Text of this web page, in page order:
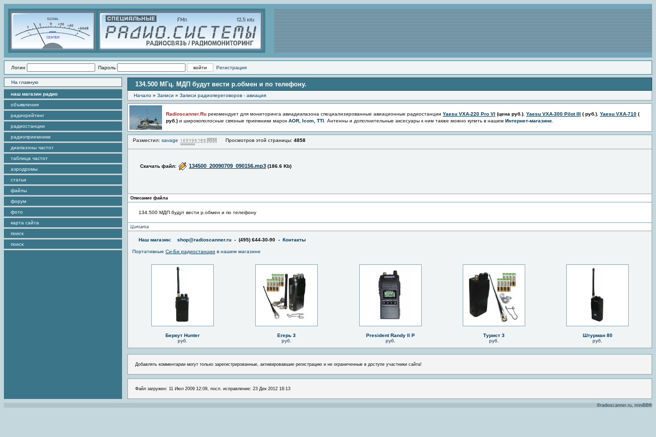
Логин Пароль Регистрация
На главную
наш магазин радио
объявления
радиорейтинг
радиостанции
радиоприемники
диапазоны частот
таблица частот
аэродромы
статьи
файлы
форум
фото
карта сайта
поиск
поиск
134.500 МГц. МДП будут вести р.обмен и по телефону.
Начало » Записи » Записи радиопереговоров - авиация
Radioscanner.Ru рекомендует для мониторинга авиадиапазона специализированные авиационные радиостанции Yaesu VXA-220 Pro VI (цена руб.) Yaesu VXA-300 Pilot III ( руб.) Yaesu VXA-710 (
руб.) и широкополосные связные приемники марок AOR, Icom, TTI . Антенны и дополнительные аксесуары к ним также можно купить в нашем Интернет-магазине
Разместил: savage Просмотров этой страницы: 4858
Скачать файл: 134500_20090709_090156.mp3 (186.6 Kb)
Описание файла
134.500 МДП будут вести р.обмен и по телефону
Цитата
Наш магазин: shop@radioscanner.ru - (495) 644-30-90 - Контакты
Портативные Си-Би радиостанции в нашем магазине
Беркут Hunter
руб.
Егерь 3
руб.
President Randy II P
руб.
Турист 3
руб.
Штурман 80
руб.
Добавлять комментарии могут только зарегистрированные, активировавшие регистрацию и не ограниченные в доступе участники сайта!
Файл загружен: 11 Июл 2009 12:09, посл. исправление: 23 Дек 2012 18:13
©radioscanner.ru, miniBB®